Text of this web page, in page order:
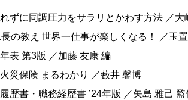
ずに同調圧力をサラリとかわす方法 ／大
の教え 世界一仕事が楽しくなる！ ／玉
表 第3版 ／加藤 友康 編
災保険 まるわかり ／藪井 馨博
歴書・職務経歴書 ’24年版 ／矢島 雅己 監